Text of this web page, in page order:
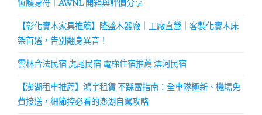
恆護身符｜AWNL 開箱與評價分享
【彰化實木家具推薦】隆盛木器廠｜工廠直營｜客製化實木床
架首選，告別翻身異音！
雲林合法民宿 虎尾民宿 電梯住宿推薦 澐河民宿
【澎湖租車推薦】鴻宇租賃 不踩雷指南：全車隊極新、機場免
費接送，細節控必看的澎湖自駕攻略